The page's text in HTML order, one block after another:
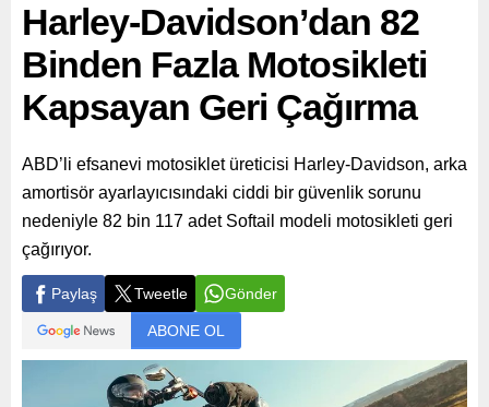
Harley-Davidson’dan 82
Binden Fazla Motosikleti
Kapsayan Geri Çağırma
ABD’li efsanevi motosiklet üreticisi Harley-Davidson, arka
amortisör ayarlayıcısındaki ciddi bir güvenlik sorunu
nedeniyle 82 bin 117 adet Softail modeli motosikleti geri
çağırıyor.
Paylaş Tweetle Gönder
ABONE OL